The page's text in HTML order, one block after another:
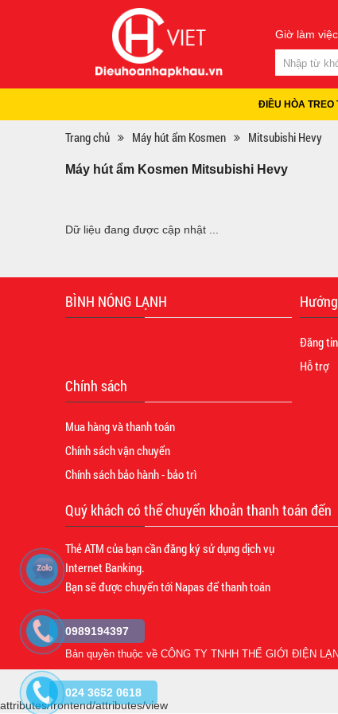
Giờ làm
ĐIỀU HÒA TREO
Trang chủ Máy hút ẩm Kosmen Mitsubishi Hevy
Máy hút ẩm Kosmen Mitsubishi Hevy
Dữ liệu đang được cập nhật ...
BÌNH NÓNG LẠNH
Đăng
Hỗ trợ
Chính sách
Mua hàng và thanh toán
Chính sách vận chuyển
Chính sách bảo hành - bảo trì
Quý khách có thể chuyển khoản thanh toán đến
Thẻ ATM của bạn cần đăng ký sử dụng dịch vụ
Internet Banking.
Bạn sẽ được chuyển tới Napas để thanh toán
Bản quyền thuộc về CÔNG TY TNHH THẾ GIỚI ĐIỆN
0989194397
024 3652 0618
attributes/frontend/attributes/view